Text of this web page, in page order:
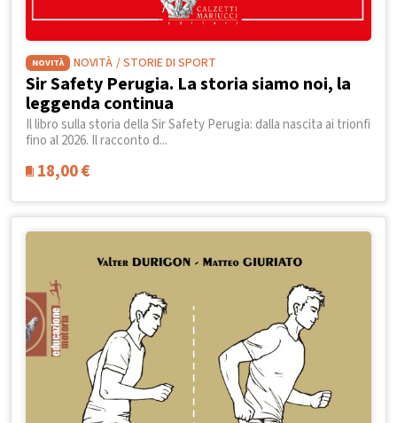
NOVITÀ NOVITÀ / STORIE DI SPORT
Sir Safety Perugia. La storia siamo noi, la
leggenda continua
Il libro sulla storia della Sir Safety Perugia: dalla nascita ai trionfi
fino al 2026. Il racconto d...
18,00€